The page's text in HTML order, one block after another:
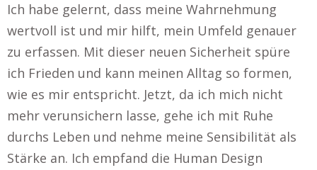
Ich habe gelernt, dass meine Wahrnehmung
wertvoll ist und mir hilft, mein Umfeld genauer
zu erfassen. Mit dieser neuen Sicherheit spüre
ich Frieden und kann meinen Alltag so formen,
wie es mir entspricht. Jetzt, da ich mich nicht
mehr verunsichern lasse, gehe ich mit Ruhe
durchs Leben und nehme meine Sensibilität als
Stärke an. Ich empfand die Human Design